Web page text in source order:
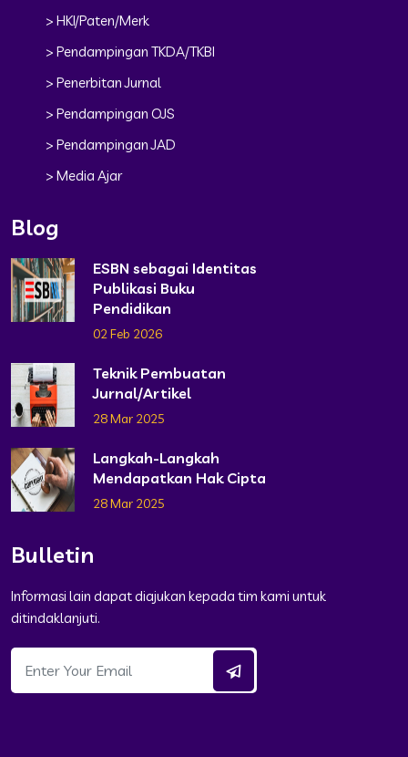
> HKI/Paten/Merk
> Pendampingan TKDA/TKBI
> Penerbitan Jurnal
> Pendampingan OJS
> Pendampingan JAD
> Media Ajar
Blog
ESBN sebagai Identitas
Publikasi Buku
Pendidikan
02 Feb 2026
Teknik Pembuatan
Jurnal/Artikel
28 Mar 2025
Langkah-Langkah
Mendapatkan Hak Cipta
28 Mar 2025
Bulletin
Informasi lain dapat diajukan kepada tim kami untuk
ditindaklanjuti.